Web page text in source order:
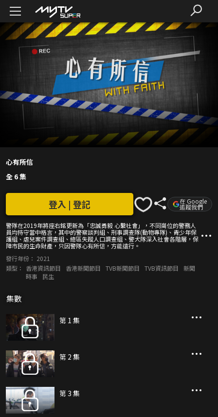
心有所信
全 6 集
警隊在2019年將座右銘更新為「忠誠勇毅 心繫社會」，不同崗位的警務人
員均持守當中格言，其中的警察談判組、刑事調查隊(動物專隊)、青少年保
護組、虐兒案件調查組、總區失蹤人口調查組、警犬隊深入社會各階層，保
障市民的生命財產，只因警隊心有所信，方能遠行。
登入 | 登記 在 Google
追蹤我們
發行年份： 2021
類型：
香港資訊節目 香港新聞節目 TVB新聞節目 TVB資訊節目
新聞
時事
民生
集數
第 1 集
第 2 集
第 3 集